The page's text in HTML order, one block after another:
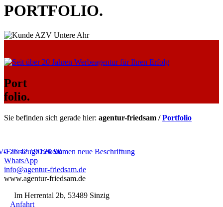
PORTFOLIO.
Port
folio.
Sie befinden sich gerade hier: agentur-friedsam /Portfolio
0 26 42 / 90 20 90
WhatsApp
info@agentur-friedsam.de
www.agentur-friedsam.de
Im Herrental 2b, 53489 Sinzig
Anfahrt